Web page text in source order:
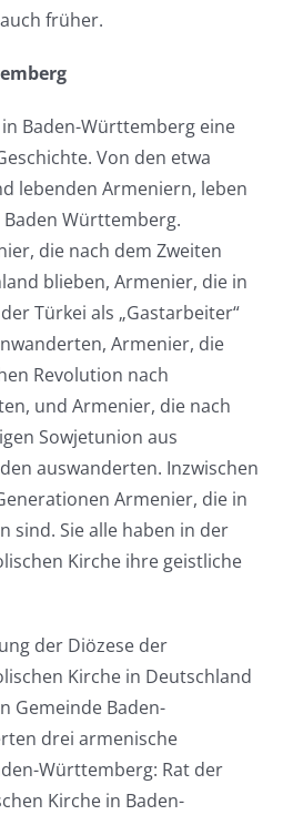
früher.
Baden-Württemberg eine
Von den etwa
lebenden Armeniern, leben
Württemberg.
die nach dem Zweiten
blieben, Armenier, die in
Türkei als „Gastarbeiter“
Armenier, die
Revolution nach
und Armenier, die nach
Sowjetunion aus
auswanderten. Inzwischen
Armenier, die in
sind. Sie alle haben in der
Kirche ihre geistliche
der Diözese der
Kirche in Deutschland
Gemeinde Baden-
drei armenische
Württemberg: Rat der
Kirche in Baden-